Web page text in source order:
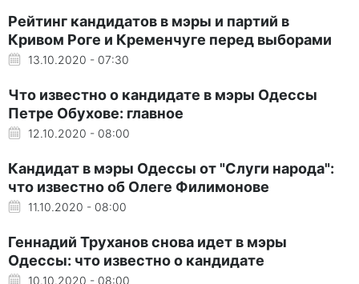
Рейтинг кандидатов в мэры и партий в
Кривом Роге и Кременчуге перед выборами
13.10.2020 - 07:30
Что известно о кандидате в мэры Одессы
Петре Обухове: главное
12.10.2020 - 08:00
Кандидат в мэры Одессы от "Слуги народа":
что известно об Олеге Филимонове
11.10.2020 - 08:00
Геннадий Труханов снова идет в мэры
Одессы: что известно о кандидате
10.10.2020 - 08:00